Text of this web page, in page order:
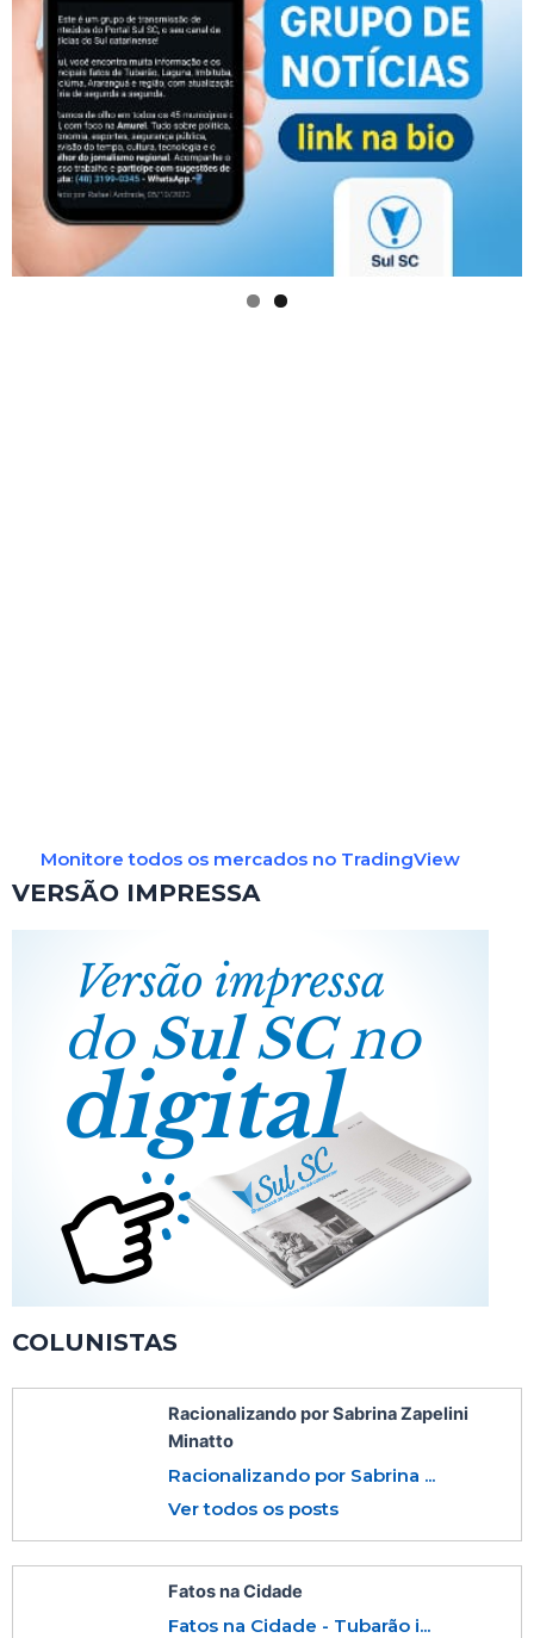
Monitore todos os mercados no TradingView
VERSÃO IMPRESSA
COLUNISTAS
Racionalizando por Sabrina Zapelini
Minatto
Racionalizando por Sabrina ...
Ver todos os posts
Fatos na Cidade
Fatos na Cidade - Tubarão i...